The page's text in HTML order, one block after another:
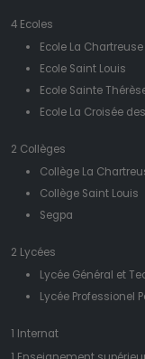
4 Ecoles
Ecole La Chartreuse
Ecole Saint Louis
Ecole Sainte
Ecole La Croisée
2 Collèges
Collège La
Collège Saint Louis
Segpa
2 Lycées
Lycée Général et
Lycée Professionel
1 Internat